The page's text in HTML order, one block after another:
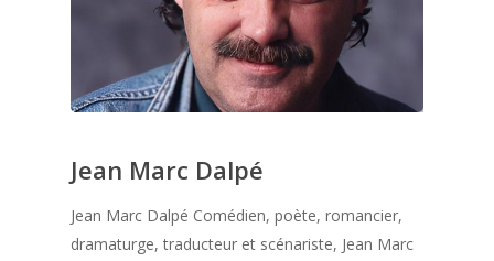
Jean Marc Dalpé
Jean Marc Dalpé Comédien, poète, romancier,
dramaturge, traducteur et scénariste, Jean Marc